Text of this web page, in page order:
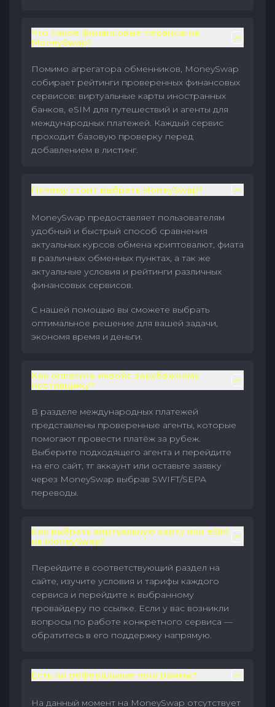
Что такое финансовые сервисы на
MoneySwap?
Помимо агрегатора обменников, MoneySwap
собирает рейтинги проверенных финансовых
сервисов: виртуальные карты иностранных
банков, eSIM для путешествий и агенты для
международных платежей. Каждый сервис
проходит базовую проверку перед
добавлением в листинг.
Почему стоит выбрать MoneySwap?
MoneySwap предоставляет пользователям
удобный и быстрый способ сравнения
актуальных курсов обмена криптовалют, фиата
в различных обменных пунктах, а так же
актуальные условия и рейтинги различных
финансовых сервисов.
С нашей помощью вы сможете выбрать
оптимальное решение для вашей задачи,
экономя время и деньги.
Как оплатить инвойс зарубежному
поставщику?
В разделе международных платежей
представлены проверенные агенты, которые
помогают провести платёж за рубеж.
Выберите подходящего агента и перейдите
на его сайт, тг аккаунт или оставьте заявку
через MoneySwap выбрав SWIFT/SEPA
переводы.
Как выбрать виртуальную карту или eSIM
на MoneySwap?
Перейдите в соответствующий раздел на
сайте, изучите условия и тарифы каждого
сервиса и перейдите к выбранному
провайдеру по ссылке. Если у вас возникли
вопросы по работе конкретного сервиса —
обратитесь в его поддержку напрямую.
Есть ли реферальные программы?
На данный момент на MoneySwap отсутствует